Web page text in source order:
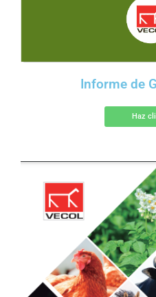
Informe de
Haz